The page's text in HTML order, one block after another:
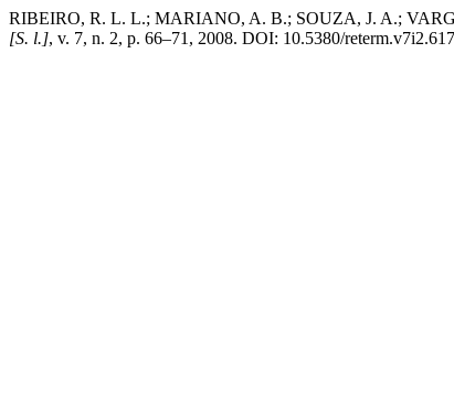
RIBEIRO, R. L. L.; MARIANO, A. B.; SOUZA, J. A.;
[S. l.], v. 7, n. 2, p. 66–71, 2008. DOI: 10.5380/